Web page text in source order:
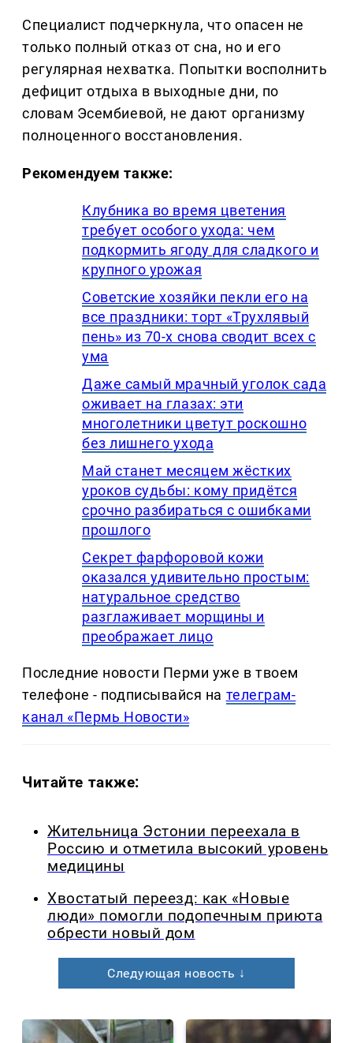
Специалист подчеркнула, что опасен не
только полный отказ от сна, но и его
регулярная нехватка. Попытки восполнить
дефицит отдыха в выходные дни, по
словам Эсембиевой, не дают организму
полноценного восстановления.
Рекомендуем также:
Клубника во время цветения
требует особого ухода: чем
подкормить ягоду для сладкого и
крупного урожая
Советские хозяйки пекли его на
все праздники: торт «Трухлявый
пень» из 70-х снова сводит всех с
ума
Даже самый мрачный уголок сада
оживает на глазах: эти
многолетники цветут роскошно
без лишнего ухода
Май станет месяцем жёстких
уроков судьбы: кому придётся
срочно разбираться с ошибками
прошлого
Секрет фарфоровой кожи
оказался удивительно простым:
натуральное средство
разглаживает морщины и
преображает лицо
Последние новости Перми уже в твоем
телефоне - подписывайся на телеграм-
канал «Пермь Новости»
Читайте также:
Жительница Эстонии переехала в
Россию и отметила высокий уровень
медицины
Хвостатый переезд: как «Новые
люди» помогли подопечным приюта
обрести новый дом
Следующая новость ↓